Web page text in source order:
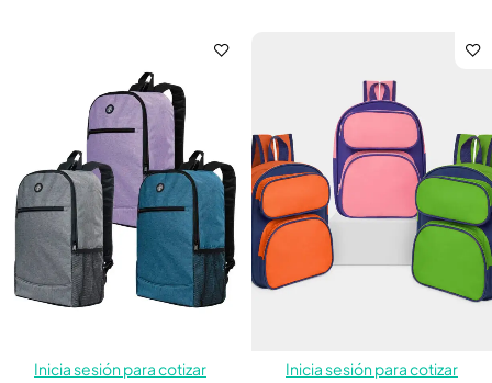
Inicia sesión para cotizar
Inicia sesión para cotizar